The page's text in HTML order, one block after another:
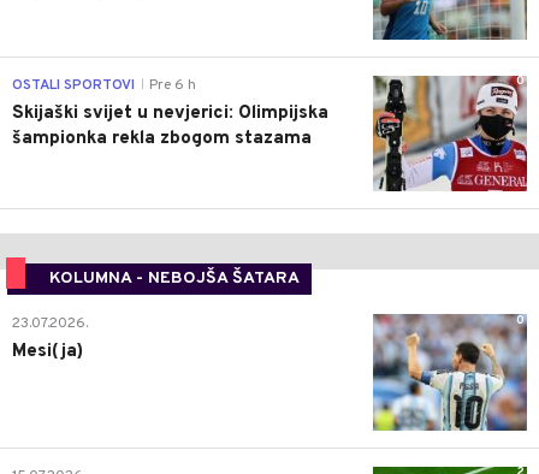
0
OSTALI SPORTOVI Pre 6 h
Skijaški svijet u nevjerici: Olimpijska
šampionka rekla zbogom stazama
KOLUMNA - NEBOJŠA ŠATARA
0
23.07.2026.
Mesi(ja)